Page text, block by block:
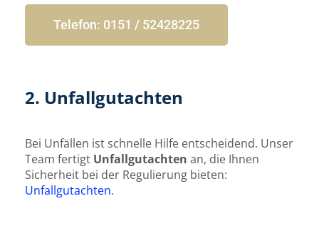
Telefon: 0151 / 52428225
2. Unfallgutachten
Bei Unfällen ist schnelle Hilfe entscheidend. Unser
Team fertigt Unfallgutachten an, die Ihnen
Sicherheit bei der Regulierung bieten:
Unfallgutachten.